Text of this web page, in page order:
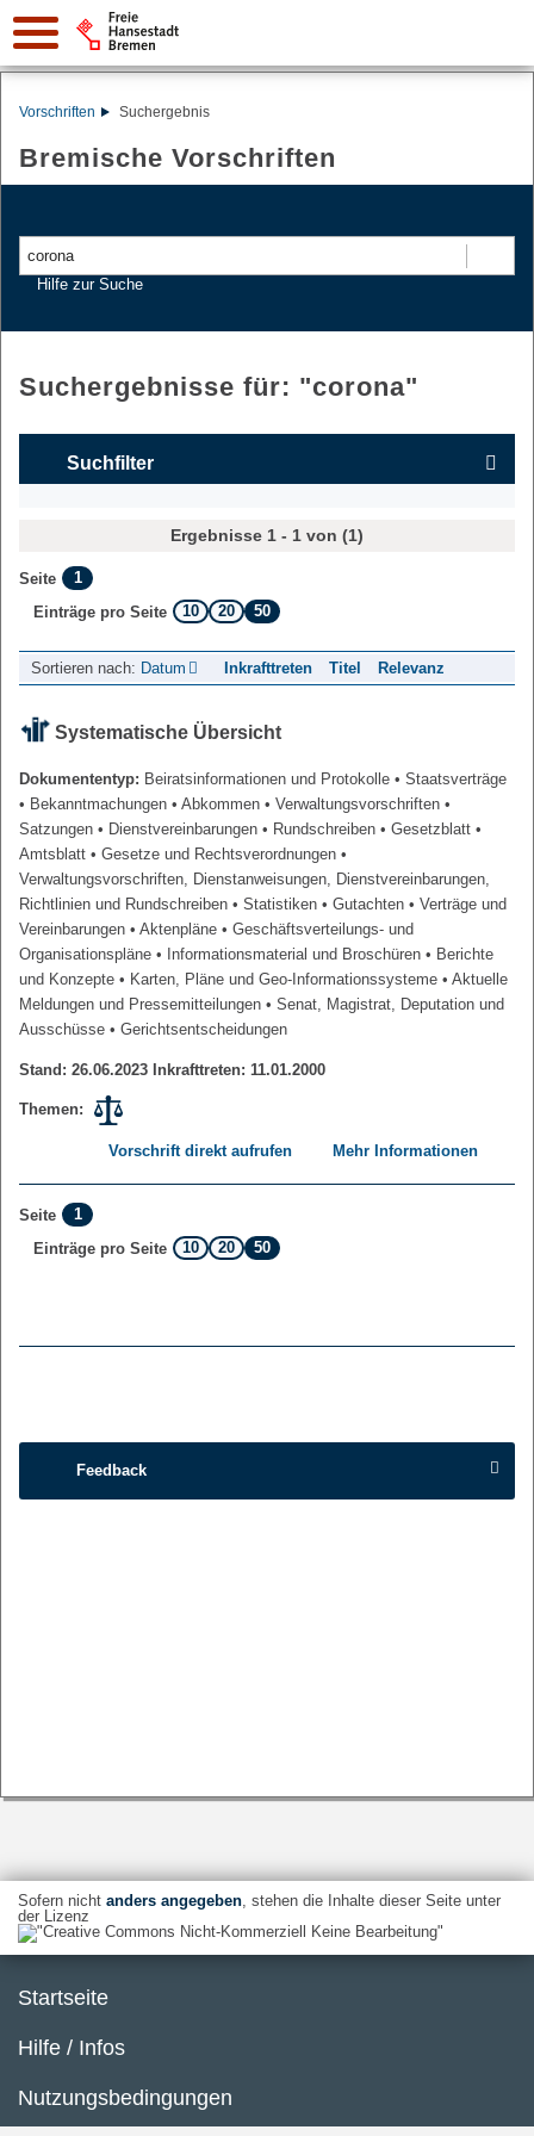
Vorschriften Suchergebnis
Bremische Vorschriften
Hilfe zur Suche
Suchergebnisse für: "corona"
Suchfilter
Ergebnisse 1 - 1 von (1)
Seite
1
Einträge pro Seite
10 20 50
Sortieren nach: Datum Inkrafttreten Titel Relevanz
Systematische Übersicht
Dokumententyp: Beiratsinformationen und Protokolle • Staatsverträge
• Bekanntmachungen • Abkommen • Verwaltungsvorschriften •
Satzungen • Dienstvereinbarungen • Rundschreiben • Gesetzblatt •
Amtsblatt • Gesetze und Rechtsverordnungen •
Verwaltungsvorschriften, Dienstanweisungen, Dienstvereinbarungen,
Richtlinien und Rundschreiben • Statistiken • Gutachten • Verträge und
Vereinbarungen • Aktenpläne • Geschäftsverteilungs- und
Organisationspläne • Informationsmaterial und Broschüren • Berichte
und Konzepte • Karten, Pläne und Geo-Informationssysteme • Aktuelle
Meldungen und Pressemitteilungen • Senat, Magistrat, Deputation und
Ausschüsse • Gerichtsentscheidungen
Stand: 26.06.2023 Inkrafttreten: 11.01.2000
Themen:
Vorschrift direkt aufrufen Mehr Informationen
Seite
1
Einträge pro Seite
10 20 50
Feedback
Sofern nicht anders angegeben, stehen die Inhalte dieser Seite unter
der Lizenz
Startseite
Hilfe / Infos
Nutzungsbedingungen